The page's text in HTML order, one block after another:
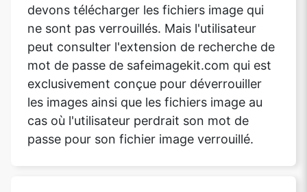
devons télécharger les fichiers image qui
ne sont pas verrouillés. Mais l'utilisateur
peut consulter l'extension de recherche de
mot de passe de safeimagekit.com qui est
exclusivement conçue pour déverrouiller
les images ainsi que les fichiers image au
cas où l'utilisateur perdrait son mot de
passe pour son fichier image verrouillé.